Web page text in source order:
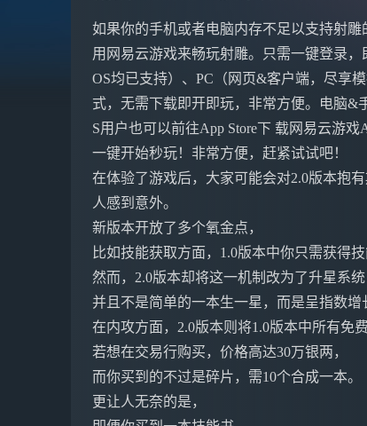
如果你的手机或者电脑内存不足以支持射
用网易云游戏来畅玩射雕。只需一键登录
OS均已支持）、PC（网页&客户端，尽享
式，无需下载即开即玩，非常方便。电脑&
S用户也可以前往App Store下 载网易云游戏
一键开始秒玩！非常方便，赶紧试试吧！
在体验了游戏后，大家可能会对2.0版本抱
人感到意外。
新版本开放了多个氧金点，
比如技能获取方面，1.0版本中你只需获得
然而，2.0版本却将这一机制改为了升星系统
并且不是简单的一本生一星，而是呈指数增
在内攻方面，2.0版本则将1.0版本中所有免
若想在交易行购买，价格高达30万银两，
而你买到的不过是碎片，需10个合成一本。
更让人无奈的是，